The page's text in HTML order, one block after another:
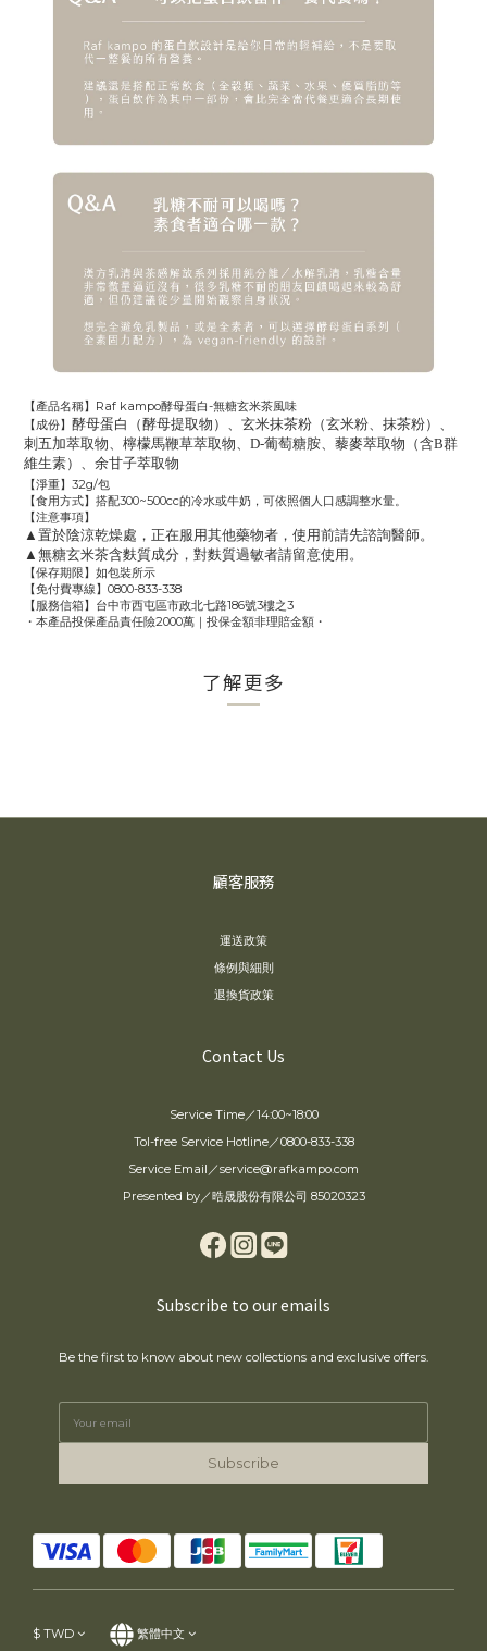
【產品名稱】 Raf kampo酵母蛋白-無糖玄米茶風味
【成份】 酵母蛋白（酵母提取物）、玄米抹茶粉（玄米粉、抹茶粉）、
刺五加萃取物、檸檬馬鞭草萃取物、D-葡萄糖胺、藜麥萃取物（含B群
維生素）、余甘子萃取物
【淨重】 32g/包
【食用方式】搭配300~500cc的冷水或牛奶，可依照個人口感調整水量。
【注意事項】
▲ 置於陰涼乾燥處，正在服用其他藥物者，使用前請先諮詢醫師。
▲無糖玄米茶含麩質成分，對麩質過敏者請留意使用。
【保存期限】如包裝所示
【免付費專線】 0800-833-338
【服務信箱】台中市西屯區市政北七路186號3樓之3
・本產品投保產品責任險2000萬 ｜ 投保金額非理賠金額・
了解更多
顧客服務
運送政策
條例與細則
退換貨政策
Contact Us
Service Time／14:00~18:00
Tol-free Service Hotline／0800-833-338
Service Email／service@rafkampo.com
Presented by／晧晟股份有限公司 85020323
Subscribe to our emails
Be the first to know about new collections and exclusive offers.
Subscribe
$ TWD 繁體中文